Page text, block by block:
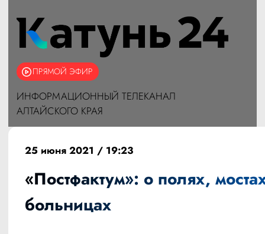
ПРЯМОЙ ЭФИР
ИНФОРМАЦИОННЫЙ ТЕЛЕКАНАЛ
АЛТАЙСКОГО КРАЯ
25 июня 2021 / 19:23
«Постфактум»: о полях,
больницах